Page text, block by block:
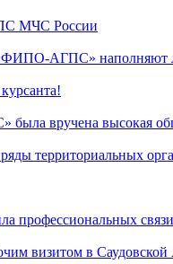
МЧС России
«ФИПО-АГПС» наполняют
вручена высокая
территориальных
связи
визитом в